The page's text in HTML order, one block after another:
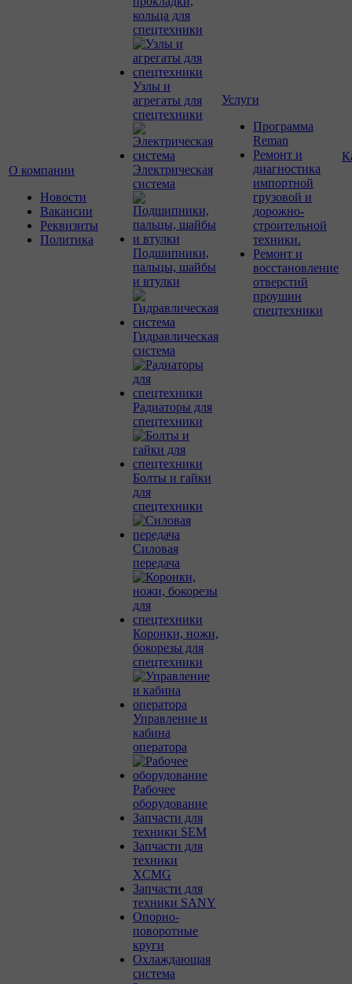
О компании
Новости
Вакансии
Реквизиты
Политика
кольца для
спецтехники
Узлы и
агрегаты для
спецтехники
Электрическая
система
Подшипники,
пальцы, шайбы
и втулки
Гидравлическая
система
Радиаторы для
спецтехники
Болты и гайки
для
спецтехники
Силовая
передача
Коронки, ножи,
бокорезы для
спецтехники
Управление и
кабина
оператора
Рабочее
оборудование
Запчасти для
техники SEM
Запчасти для
техники
XCMG
Запчасти для
техники SANY
Опорно-
поворотные
круги
Охлаждающая
система
Услуги
Программа
Reman
Ремонт и
диагностика
импортной
грузовой и
дорожно-
строительной
техники.
Ремонт и
восстановление
отверстий
проушин
спецтехники